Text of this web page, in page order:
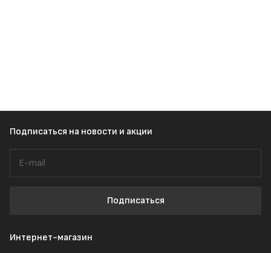
Подписаться на новости и акции
Подписаться
Интернет-магазин